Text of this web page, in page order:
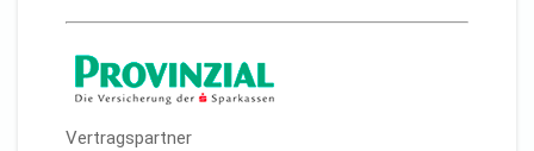
Vertragspartner